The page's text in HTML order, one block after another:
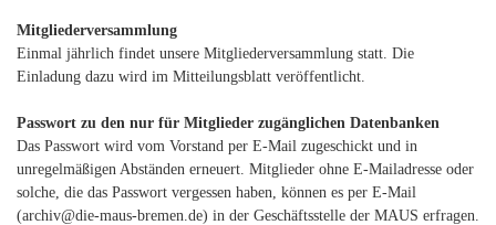
Mitgliederversammlung
Einmal jährlich findet unsere Mitgliederversammlung statt. Die
Einladung dazu wird im Mitteilungsblatt veröffentlicht.
Passwort zu den nur für Mitglieder zugänglichen Datenbanken
Das Passwort wird vom Vorstand per E-Mail zugeschickt und in
unregelmäßigen Abständen erneuert. Mitglieder ohne E-Mailadresse oder
solche, die das Passwort vergessen haben, können es per E-Mail
(archiv@die-maus-bremen.de) in der Geschäftsstelle der MAUS erfragen.